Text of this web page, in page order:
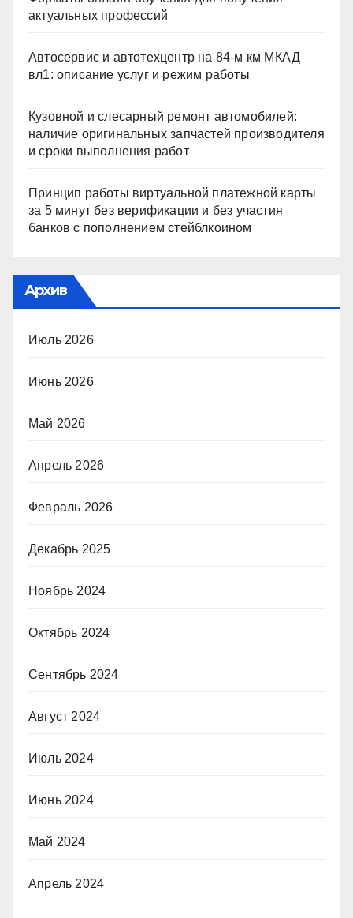
актуальных профессий
Автосервис и автотехцентр на 84-м км МКАД
вл1: описание услуг и режим работы
Кузовной и слесарный ремонт автомобилей:
наличие оригинальных запчастей производителя
и сроки выполнения работ
Принцип работы виртуальной платежной карты
за 5 минут без верификации и без участия
банков с пополнением стейблкоином
Архив
Июль 2026
Июнь 2026
Май 2026
Апрель 2026
Февраль 2026
Декабрь 2025
Ноябрь 2024
Октябрь 2024
Сентябрь 2024
Август 2024
Июль 2024
Июнь 2024
Май 2024
Апрель 2024